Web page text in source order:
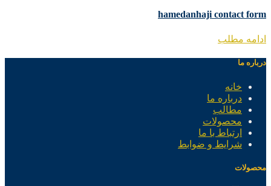
hamedanhaji contact form
ادامه مطلب
درباره ما
خانه
درباره ما
مطالب
محصولات
ارتباط با ما
شرایط و ضوابط
محصولات